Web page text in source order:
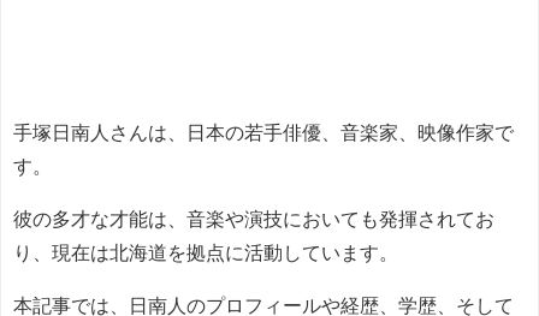
手塚日南人さんは、日本の若手俳優、音楽家、映像作家で
す。
彼の多才な才能は、音楽や演技においても発揮されてお
り、現在は北海道を拠点に活動しています。
本記事では、日南人のプロフィールや経歴、学歴、そして